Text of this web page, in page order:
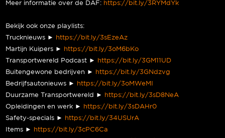
Meer informatie over de DAF: https://bit.ly/3RYMdYk
Bekijk ook onze playlists:
Trucknieuws ► https://bit.ly/3sEzeAz
Martijn Kuipers ► https://bit.ly/3oM6bKo
Transportwereld Podcast ► https://bit.ly/3GM11UD
Buitengewone bedrijven ► https://bit.ly/3GNdzvg
Bedrijfsautonieuws ► https://bit.ly/3oMWeMI
Duurzame Transportwereld ► https://bit.ly/3sD8NeA
Opleidingen en werk ► https://bit.ly/3sDAHr0
Safety-specials ► https://bit.ly/34USUrA
Items ► https://bit.ly/3cPC6Ca